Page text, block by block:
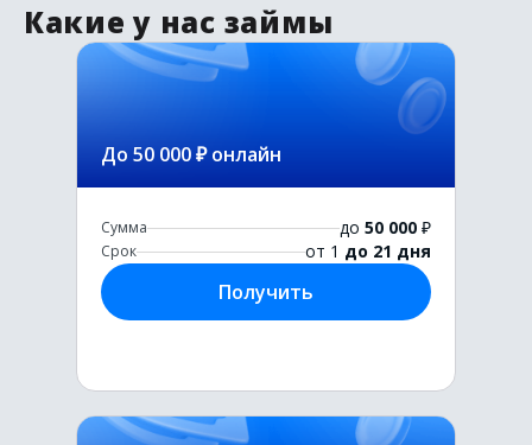
Какие у нас займы
До 50 000 ₽ онлайн
Сумма до 50 000 ₽
Срок от 1 до 21 дня
Получить